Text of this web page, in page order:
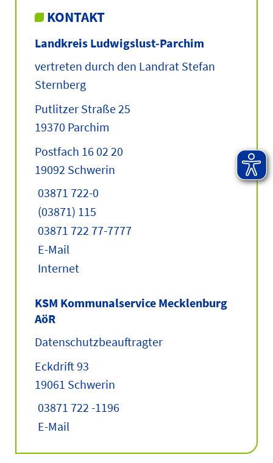
KONTAKT
Landkreis Ludwigslust-Parchim
vertreten durch den Landrat Stefan
Sternberg
Putlitzer Straße 25
19370 Parchim
Postfach 16 02 20
19092 Schwerin
03871 722-0
(03871) 115
03871 722 77-7777
E-Mail
Internet
KSM Kommunalservice Mecklenburg
AöR
Datenschutzbeauftragter
Eckdrift 93
19061 Schwerin
03871 722 -1196
E-Mail